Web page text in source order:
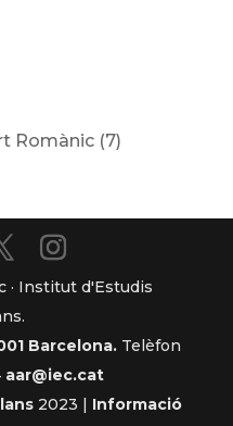
Romànic(7)
· Institut d'Estudis
Barcelona.Telèfon
aar@iec.cat
2023 | Informació